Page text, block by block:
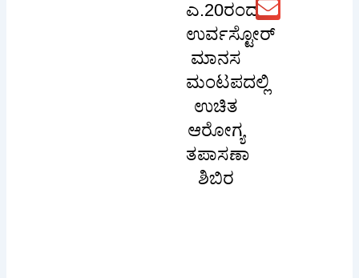
ಎ.20ರಂದು
ಉರ್ವಸ್ಟೋರ್
ಮಾನಸ
ಮಂಟಪದಲ್ಲಿ
ಉಚಿತ
ಆರೋಗ್ಯ
ತಪಾಸಣಾ
ಶಿಬಿರ